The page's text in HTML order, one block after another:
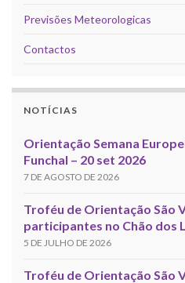
Previsões Meteorologicas
Contactos
NOTÍCIAS
Orientação Semana
Funchal – 20 set 2026
7 DE AGOSTO DE 2026
Troféu de Orientação São
participantes no Chão dos
5 DE JULHO DE 2026
Troféu de Orientação São